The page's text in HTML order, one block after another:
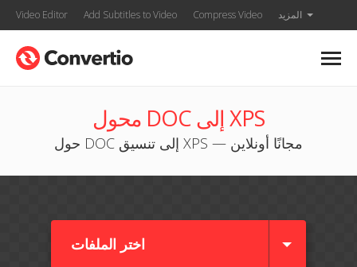
Video Editor Add Subtitles to Video Compress Video المزيد
محول DOC إلى XPS
حول DOC إلى تنسيق XPS — مجانًا أونلاين
اختر الملفات